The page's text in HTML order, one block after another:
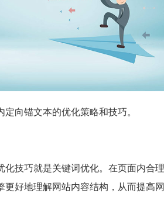
向锚文本的优化策略和技巧。
化技巧就是关键词优化。在页面内合
更好地理解网站内容结构，从而提高